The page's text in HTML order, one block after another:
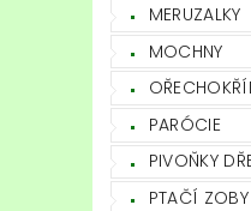
MERUZALKY
MOCHNY
PARÓCIE
PIVOŇKY
PTAČÍ ZOBY